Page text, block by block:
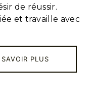
de réussir.
et travaille avec
PLUS